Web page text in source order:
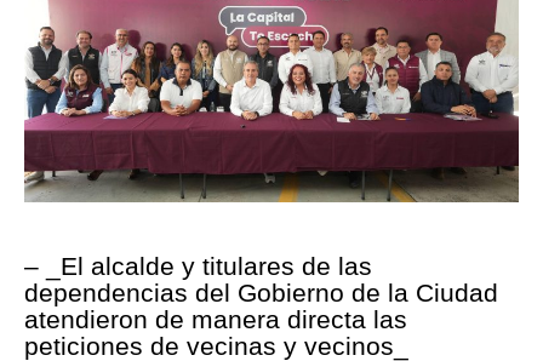
– _El alcalde y titulares de las
dependencias del Gobierno de la Ciudad
atendieron de manera directa las
peticiones de vecinas y vecinos_